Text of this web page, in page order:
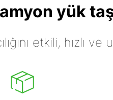
yük
etkili, hızlı